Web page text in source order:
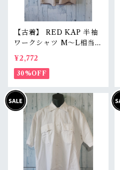
【古着】 RED KAP 半袖
ワークシャツ M〜L相当
（身幅55cm） 刺しゅう
入り 企業ロゴ レッドキャ
ップ アジ感有 RankC
¥2,772
30%OFF